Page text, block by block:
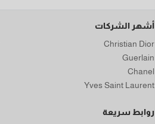
أشهر الشركات
Christian Dior
Guerlain
Chanel
Yves Saint Laurent
روابط سريعة